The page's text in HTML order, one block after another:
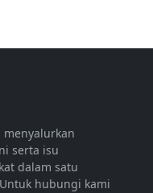
serta isu
dalam satu
hubungi kami